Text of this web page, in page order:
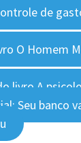
de
O Homem
livro A
Seu banco